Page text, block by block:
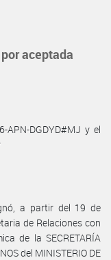
aceptada
APN-DGDYD#MJ y el
a partir del 19 de
de Relaciones con
de la SECRETARÍA
del MINISTERIO DE